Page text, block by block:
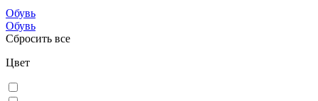
Обувь
Обувь
Сбросить все
Цвет